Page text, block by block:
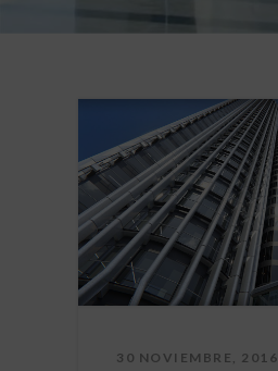
30 NOVIEMBRE, 2016